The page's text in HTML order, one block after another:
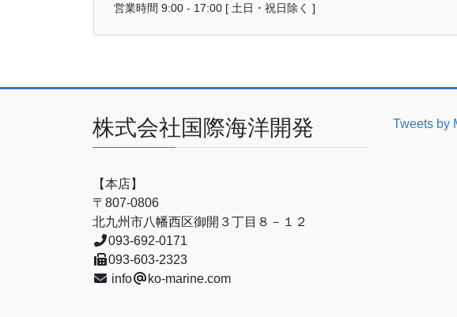
営業時間 9:00 - 17:00 [ 土日・祝日除く ]
株式会社国際海洋開発
【本店】
〒807-0806
北九州市八幡西区御開３丁目８－１２
093-692-0171
093-603-2323
info
ko-marine.com
Tweets by